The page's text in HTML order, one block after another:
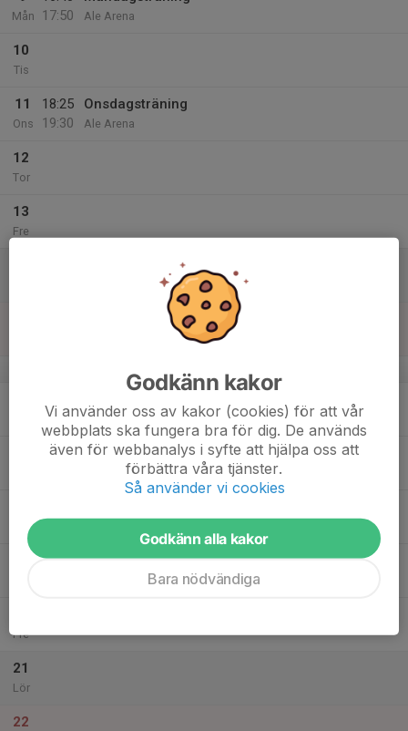
Mån
17:50
Ale Arena
10
Tis
11
Ons
18:25
19:30
Onsdagsträning
Ale Arena
12
Tor
13
Fre
17:50
Ale Arena
Ons
Fre
21
Lör
22
Godkänn kakor
Vi använder oss av kakor (cookies) för att vår
webbplats ska fungera bra för dig. De används
även för webbanalys i syfte att hjälpa oss att
förbättra våra tjänster.
Så använder vi cookies
Godkänn alla kakor
Bara nödvändiga